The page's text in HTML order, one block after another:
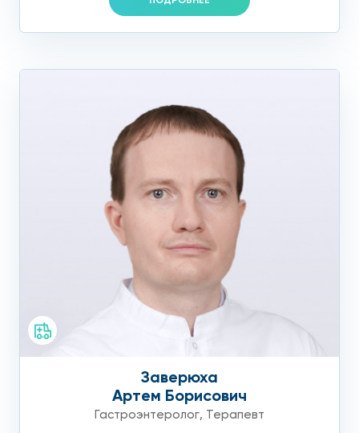
Заверюха
Артем Борисович
Гастроэнтеролог, Терапевт